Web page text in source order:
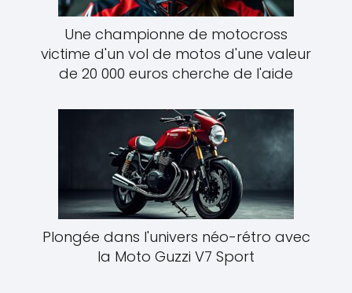
Une championne de motocross
victime d'un vol de motos d'une valeur
de 20 000 euros cherche de l'aide
Plongée dans l'univers néo-rétro avec
la Moto Guzzi V7 Sport